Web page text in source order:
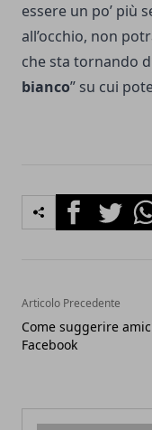
essere un po’ più
all’occhio, non
che sta tornando
bianco” su cui
FacebookTwitter
Articolo Precedente
Come suggerire
Facebook